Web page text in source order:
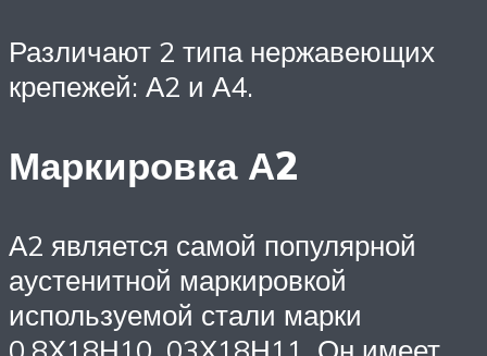
Различают 2 типа нержавеющих
крепежей: А2 и А4.
Маркировка А2
А2 является самой популярной
аустенитной маркировкой
используемой стали марки